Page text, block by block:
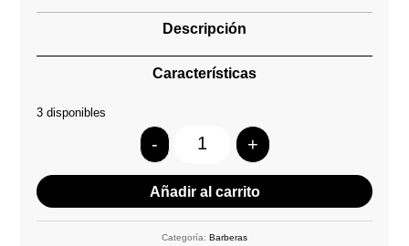
Descripción
Características
3 disponibles
Quantity
- +
Añadir al carrito
Categoría: Barberas